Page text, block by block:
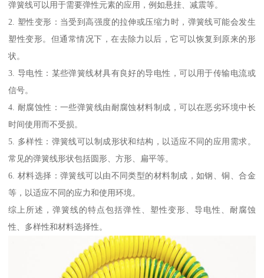
弹簧线可以用于需要弹性元素的应用，例如悬挂、减震等。
2. 塑性变形：当受到高强度的拉伸或压缩力时，弹簧线可能会发生
塑性变形。但通常情况下，在去除力以后，它可以恢复到原来的形
状。
3. 导电性：某些弹簧线材具有良好的导电性，可以用于传输电流或
信号。
4. 耐腐蚀性：一些弹簧线由耐腐蚀材料制成，可以在恶劣环境中长
时间使用而不受损。
5. 多样性：弹簧线可以制成形状和结构，以适应不同的应用需求。
常见的弹簧线形状包括圆形、方形、扁平等。
6. 材料选择：弹簧线可以由不同类型的材料制成，如钢、铜、合金
等，以适应不同的应力和使用环境。
综上所述，弹簧线的特点包括弹性、塑性变形、导电性、耐腐蚀
性、多样性和材料选择性。